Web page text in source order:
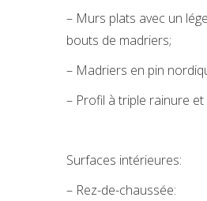
– Murs plats avec un
bouts de madriers;
– Madriers en pin
– Profil à triple rainure et
Surfaces intérieures:
– Rez-de-chaussée: